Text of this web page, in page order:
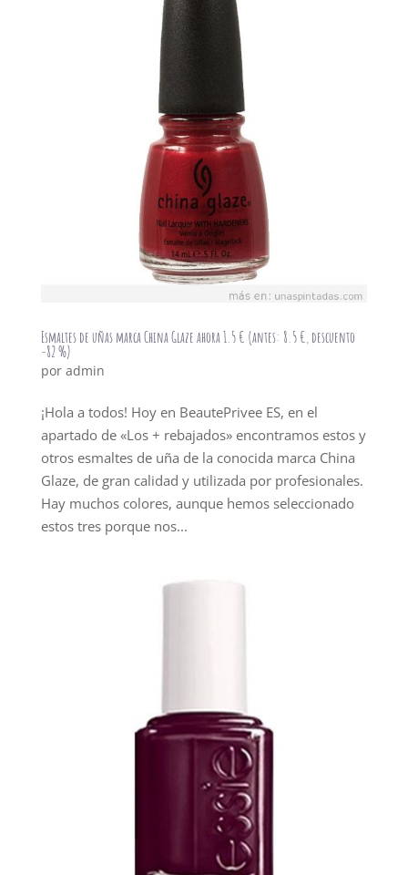
Esmaltes de uñas marca China Glaze ahora 1.5 € (antes: 8.5 €, descuento
-82 %)
por admin
¡Hola a todos! Hoy en BeautePrivee ES, en el
apartado de «Los + rebajados» encontramos estos y
otros esmaltes de uña de la conocida marca China
Glaze, de gran calidad y utilizada por profesionales.
Hay muchos colores, aunque hemos seleccionado
estos tres porque nos...